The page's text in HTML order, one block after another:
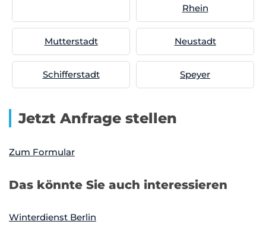
Rhein
Mutterstadt Neustadt
Schifferstadt Speyer
Jetzt Anfrage stellen
Zum Formular
Das könnte Sie auch interessieren
Winterdienst Berlin